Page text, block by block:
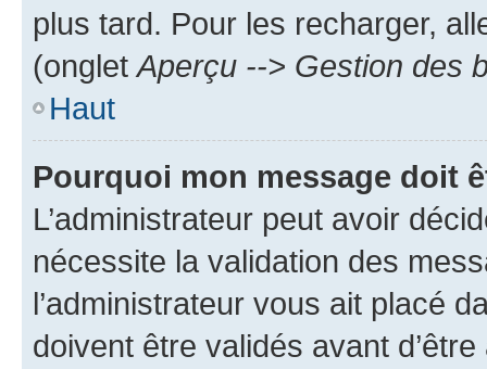
plus tard. Pour les recharger,
(ongletAperçu --> Gestion des
Haut
Pourquoi mon message doit
L’administrateur peut avoir
nécessite la validation des
l’administrateur vous ait placé
doivent être validés avant